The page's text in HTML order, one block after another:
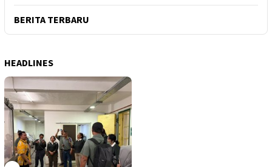
BERITA TERBARU
HEADLINES